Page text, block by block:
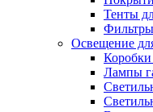
Тенты
Фильтры
Освещение
Коробки
Лампы